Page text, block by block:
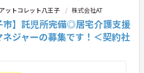
ットコレット八王子 株式会社AT
市】託児所完備◎居宅介護支援
ジャーの募集です！＜契約社